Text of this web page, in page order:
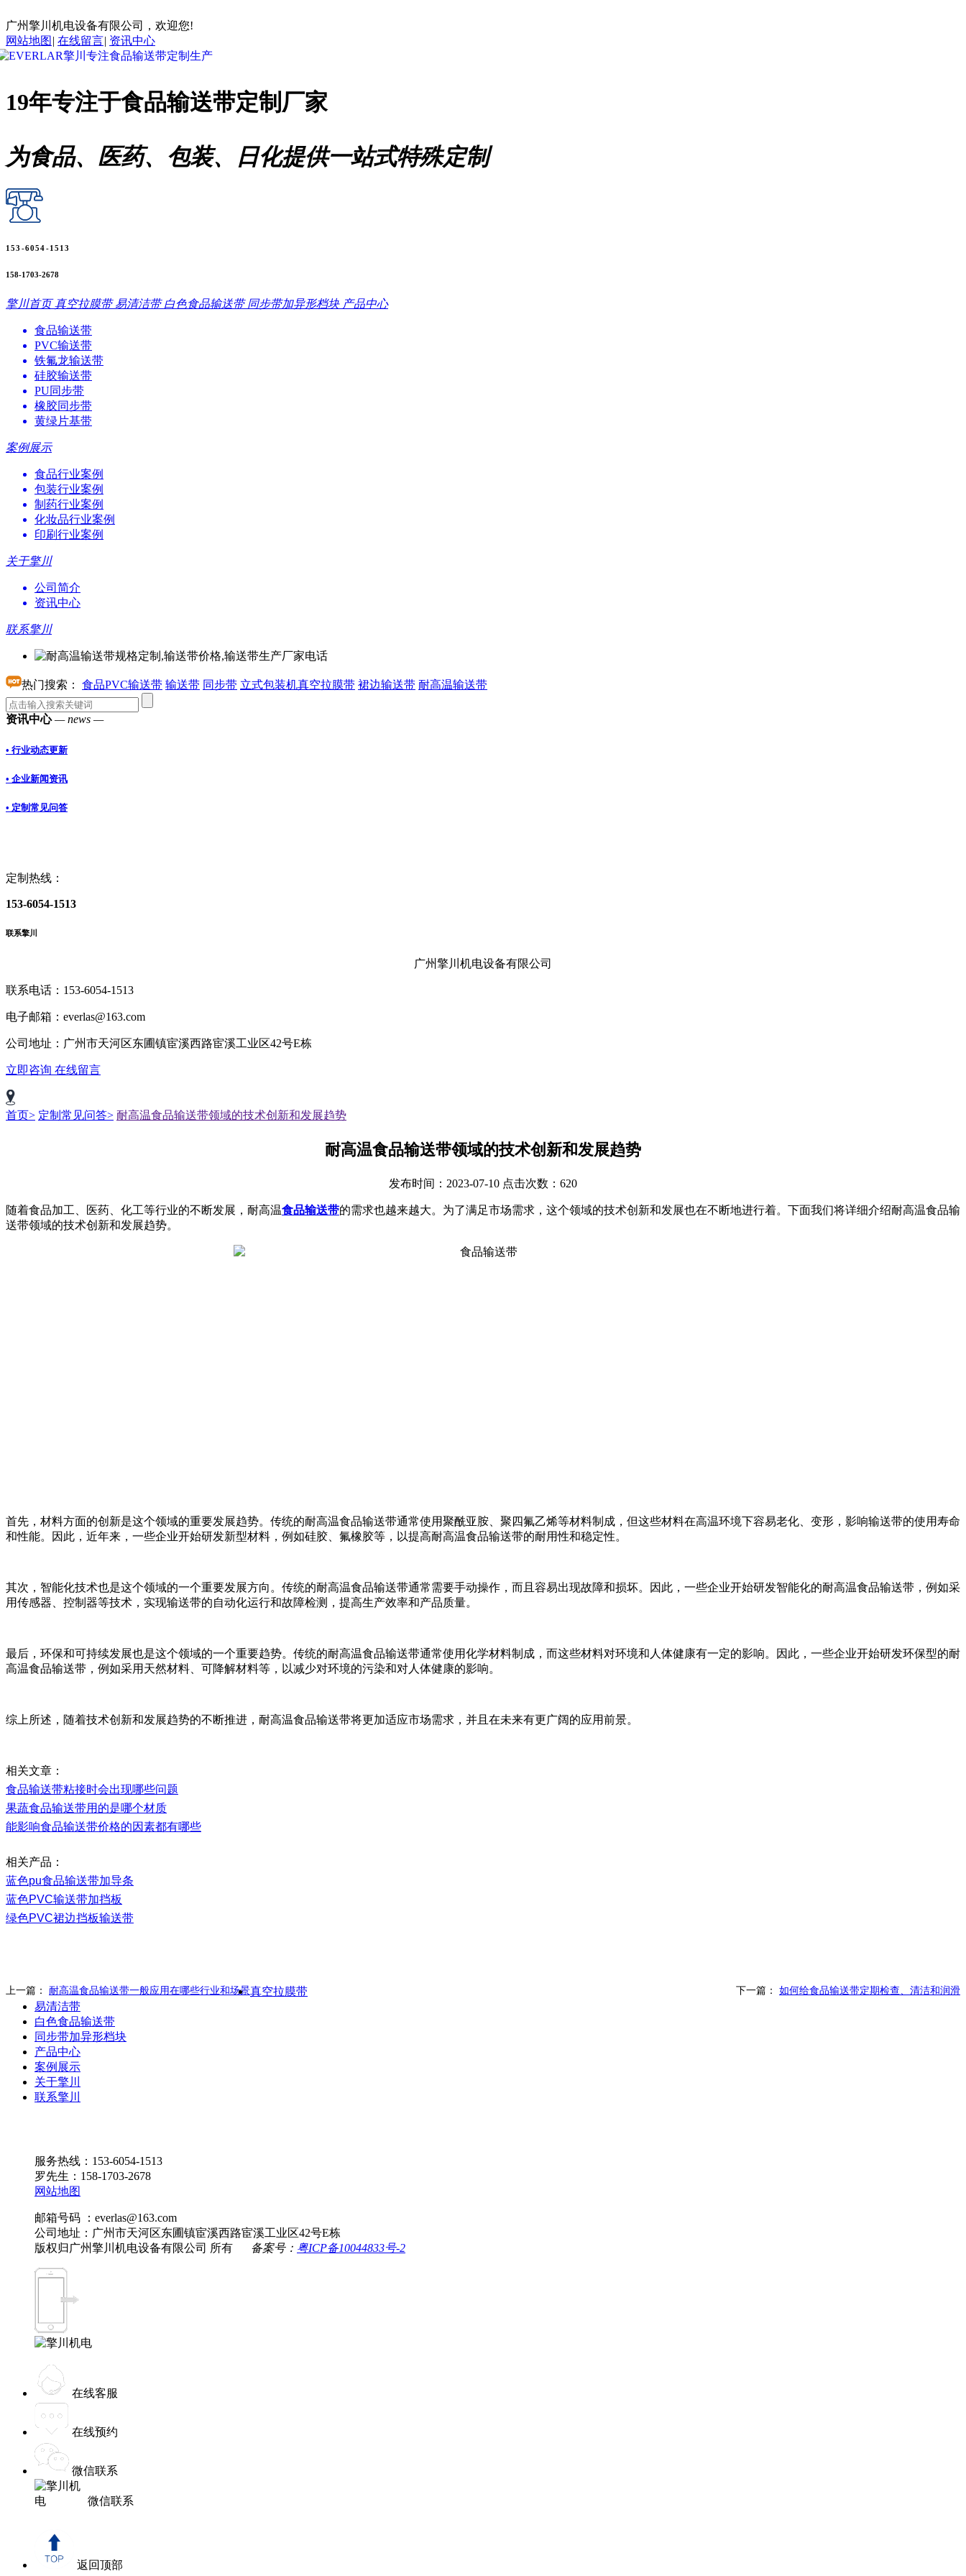
广州擎川机电设备有限公司，欢迎您!
网站地图 | 在线留言| 资讯中心
19年专注于食品输送带定制厂家
为食品、医药、包装、日化提供一站式特殊定制
153-6054-1513
158-1703-2678
擎川首页 真空拉膜带 易清洁带 白色食品输送带 同步带加异形档块 产品中心
食品输送带
PVC输送带
铁氟龙输送带
硅胶输送带
PU同步带
橡胶同步带
黄绿片基带
案例展示
食品行业案例
包装行业案例
制药行业案例
化妆品行业案例
印刷行业案例
关于擎川
公司简介
资讯中心
联系擎川
热门搜索： 食品PVC输送带 输送带 同步带 立式包装机真空拉膜带 裙边输送带 耐高温输送带
资讯中心— news —
• 行业动态更新
• 企业新闻资讯
• 定制常见问答
定制热线：
153-6054-1513
联系擎川
广州擎川机电设备有限公司
联系电话：153-6054-1513
电子邮箱：everlas@163.com
公司地址：广州市天河区东圃镇宦溪西路宦溪工业区42号E栋
立即咨询 在线留言
首页> 定制常见问答> 耐高温食品输送带领域的技术创新和发展趋势
耐高温食品输送带领域的技术创新和发展趋势
发布时间：2023-07-10 点击次数：620
随着食品加工、医药、化工等行业的不断发展，耐高温食品输送带的需求也越来越大。为了满足市场需求，这个领域的技术创新和发展也在不断地进行着。下面我们将详细介绍耐高温食品输
送带领域的技术创新和发展趋势。
首先，材料方面的创新是这个领域的重要发展趋势。传统的耐高温食品输送带通常使用聚酰亚胺、聚四氟乙烯等材料制成，但这些材料在高温环境下容易老化、变形，影响输送带的使用寿命
和性能。因此，近年来，一些企业开始研发新型材料，例如硅胶、氟橡胶等，以提高耐高温食品输送带的耐用性和稳定性。
其次，智能化技术也是这个领域的一个重要发展方向。传统的耐高温食品输送带通常需要手动操作，而且容易出现故障和损坏。因此，一些企业开始研发智能化的耐高温食品输送带，例如采
用传感器、控制器等技术，实现输送带的自动化运行和故障检测，提高生产效率和产品质量。
最后，环保和可持续发展也是这个领域的一个重要趋势。传统的耐高温食品输送带通常使用化学材料制成，而这些材料对环境和人体健康有一定的影响。因此，一些企业开始研发环保型的耐
高温食品输送带，例如采用天然材料、可降解材料等，以减少对环境的污染和对人体健康的影响。
综上所述，随着技术创新和发展趋势的不断推进，耐高温食品输送带将更加适应市场需求，并且在未来有更广阔的应用前景。
相关文章：
食品输送带粘接时会出现哪些问题
果蔬食品输送带用的是哪个材质
能影响食品输送带价格的因素都有哪些
相关产品：
蓝色pu食品输送带加导条
蓝色PVC输送带加挡板
绿色PVC裙边挡板输送带
上一篇： 耐高温食品输送带一般应用在哪些行业和场景 下一篇： 如何给食品输送带定期检查、清洁和润滑
真空拉膜带
易清洁带
白色食品输送带
同步带加异形档块
产品中心
案例展示
关于擎川
联系擎川
服务热线：153-6054-1513
罗先生：158-1703-2678
网站地图
邮箱号码 ：everlas@163.com
公司地址：广州市天河区东圃镇宦溪西路宦溪工业区42号E栋
版权归广州擎川机电设备有限公司 所有
备案号： 粤ICP备10044833号-2
在线客服
在线预约
微信联系
微信联系
返回顶部